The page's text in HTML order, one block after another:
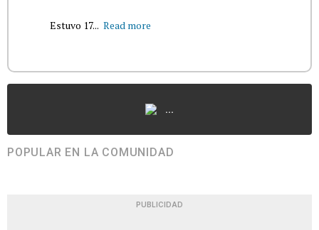
Estuvo 17... Read more
...
POPULAR EN LA COMUNIDAD
PUBLICIDAD